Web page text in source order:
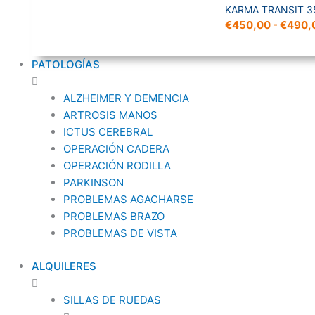
KARMA TRANSIT
€450,00 - €
PATOLOGÍAS
ALZHEIMER Y DEMENCIA
ARTROSIS MANOS
ICTUS CEREBRAL
OPERACIÓN CADERA
OPERACIÓN RODILLA
PARKINSON
PROBLEMAS AGACHARSE
PROBLEMAS BRAZO
PROBLEMAS DE VISTA
ALQUILERES
SILLAS DE RUEDAS